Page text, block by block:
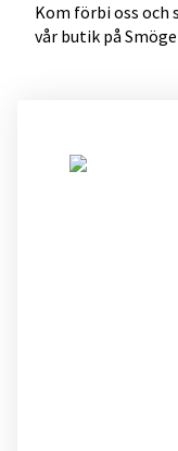
Kom förbi oss och
vår butik på